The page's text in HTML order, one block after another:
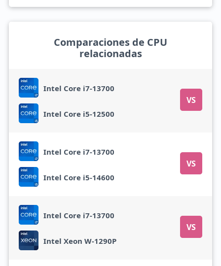
Comparaciones de CPU
relacionadas
Intel Core i7-13700
VS
Intel Core i5-12500
Intel Core i7-13700
VS
Intel Core i5-14600
Intel Core i7-13700
VS
Intel Xeon W-1290P